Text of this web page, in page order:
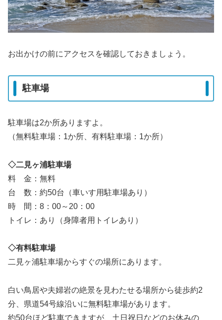
お出かけの前にアクセスを確認しておきましょう。
駐車場
駐車場は2か所ありますよ。
（無料駐車場：1か所、有料駐車場：1か所）
◇二見ヶ浦駐車場
料 金：無料
台 数：約50台（車いす用駐車場あり）
時 間：8：00～20：00
トイレ：あり（身障者用トイレあり）
◇有料駐車場
二見ヶ浦駐車場からすぐの場所にあります。
白い鳥居や夫婦岩の絶景を見わたせる場所から徒歩約2
分、県道54号線沿いに無料駐車場があります。
約50台ほど駐車できますが、土日祝日などのお休みの